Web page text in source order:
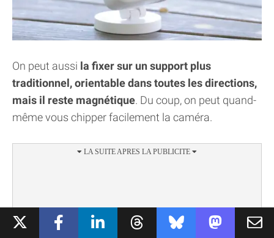
On peut aussi la fixer sur un support plus
traditionnel, orientable dans toutes les directions,
mais il reste magnétique. Du coup, on peut quand-
même vous chipper facilement la caméra.